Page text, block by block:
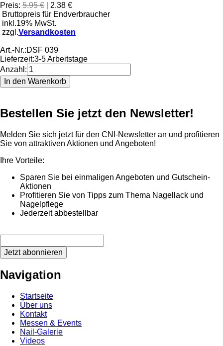
Preis: 5.95 €
2.38 €
Bruttopreis für Endverbraucher
inkl.19% MwSt.
zzgl.Versandkosten
Art.-Nr.:DSF 039
Lieferzeit:3-5 Arbeitstage
Anzahl:
Bestellen Sie jetzt den Newsletter!
Melden Sie sich jetzt für den CNI-Newsletter an und profitieren
Sie von attraktiven Aktionen und Angeboten!
Ihre Vorteile:
Sparen Sie bei einmaligen Angeboten und Gutschein-
Aktionen
Profitieren Sie von Tipps zum Thema Nagellack und
Nagelpflege
Jederzeit abbestellbar
Jetzt abonnieren
Navigation
Startseite
Über uns
Kontakt
Messen & Events
Nail-Galerie
Videos